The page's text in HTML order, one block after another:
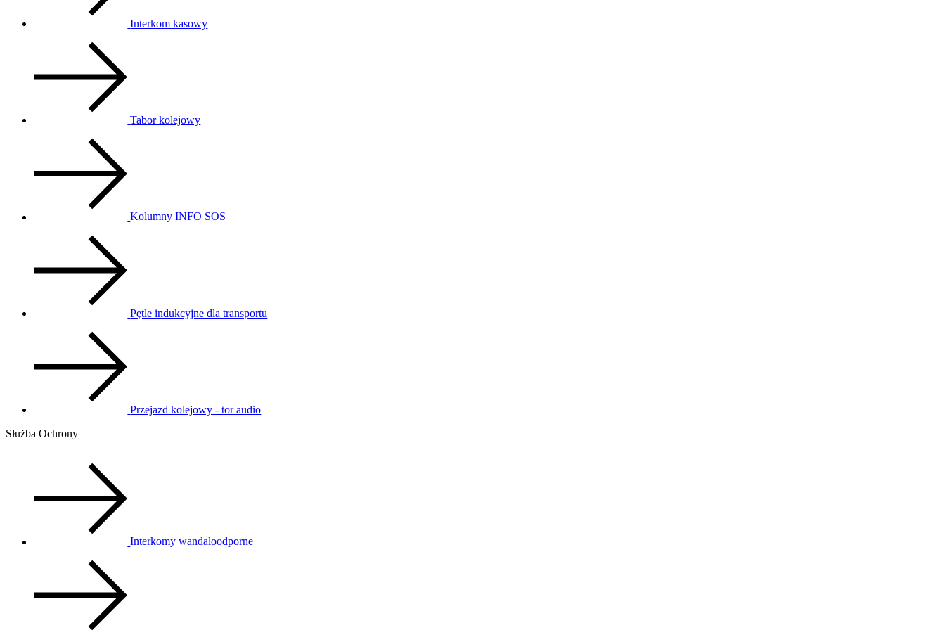
Interkom kasowy
Tabor kolejowy
Kolumny INFO SOS
Pętle indukcyjne dla transportu
Przejazd kolejowy - tor audio
Służba Ochrony
Interkomy wandaloodporne